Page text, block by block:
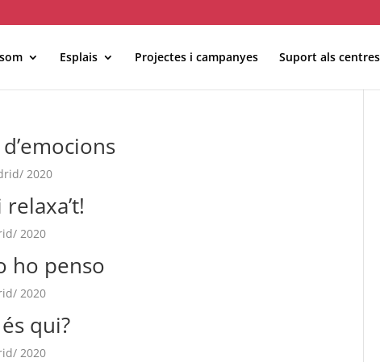
Esplais Projectes i campanyes Suport als centres
2020
2020
ho penso
2020
qui?
2020
ESCOLAR ALBERG CENTRE
I JOVES
ACTUALITAT